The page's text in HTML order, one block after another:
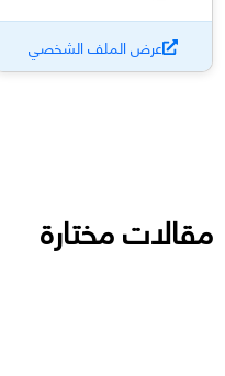
عرض الملف الشخصي
مقالات مختارة